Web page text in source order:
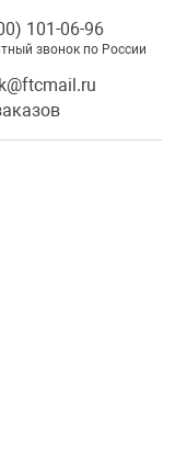
101-06-96
звонок по России